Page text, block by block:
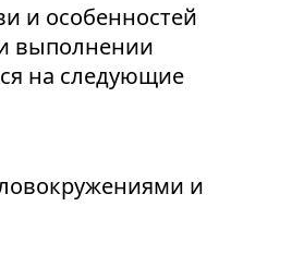
и особенностей
выполнении
на следующие
и